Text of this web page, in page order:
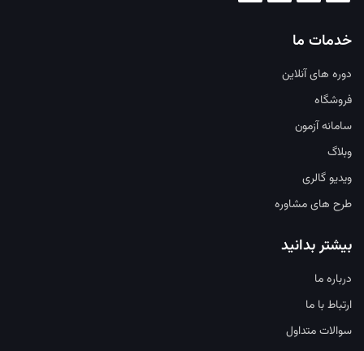
خدمات ما
دوره های آنلاین
فروشگاه
سامانه آزمون
وبلاگ
ویدیو گالری
طرح های مشاوره
بیشتر بدانید
درباره ما
ارتباط با ما
سوالات متداول